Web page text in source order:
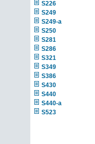
S226
S249
S249-a
S250
S281
S286
S321
S349
S386
S430
S440
S440-a
S523